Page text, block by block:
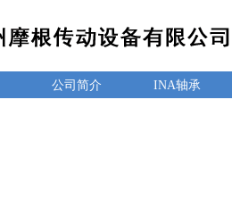
公司简介 INA轴承